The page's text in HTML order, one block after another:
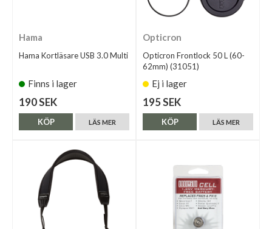
Hama
Hama Kortläsare USB 3.0 Multi
Finns i lager
190 SEK
LÄS MER
KÖP
Opticron
Opticron Frontlock 50 L (60-
62mm) (31051)
Ej i lager
195 SEK
LÄS MER
KÖP